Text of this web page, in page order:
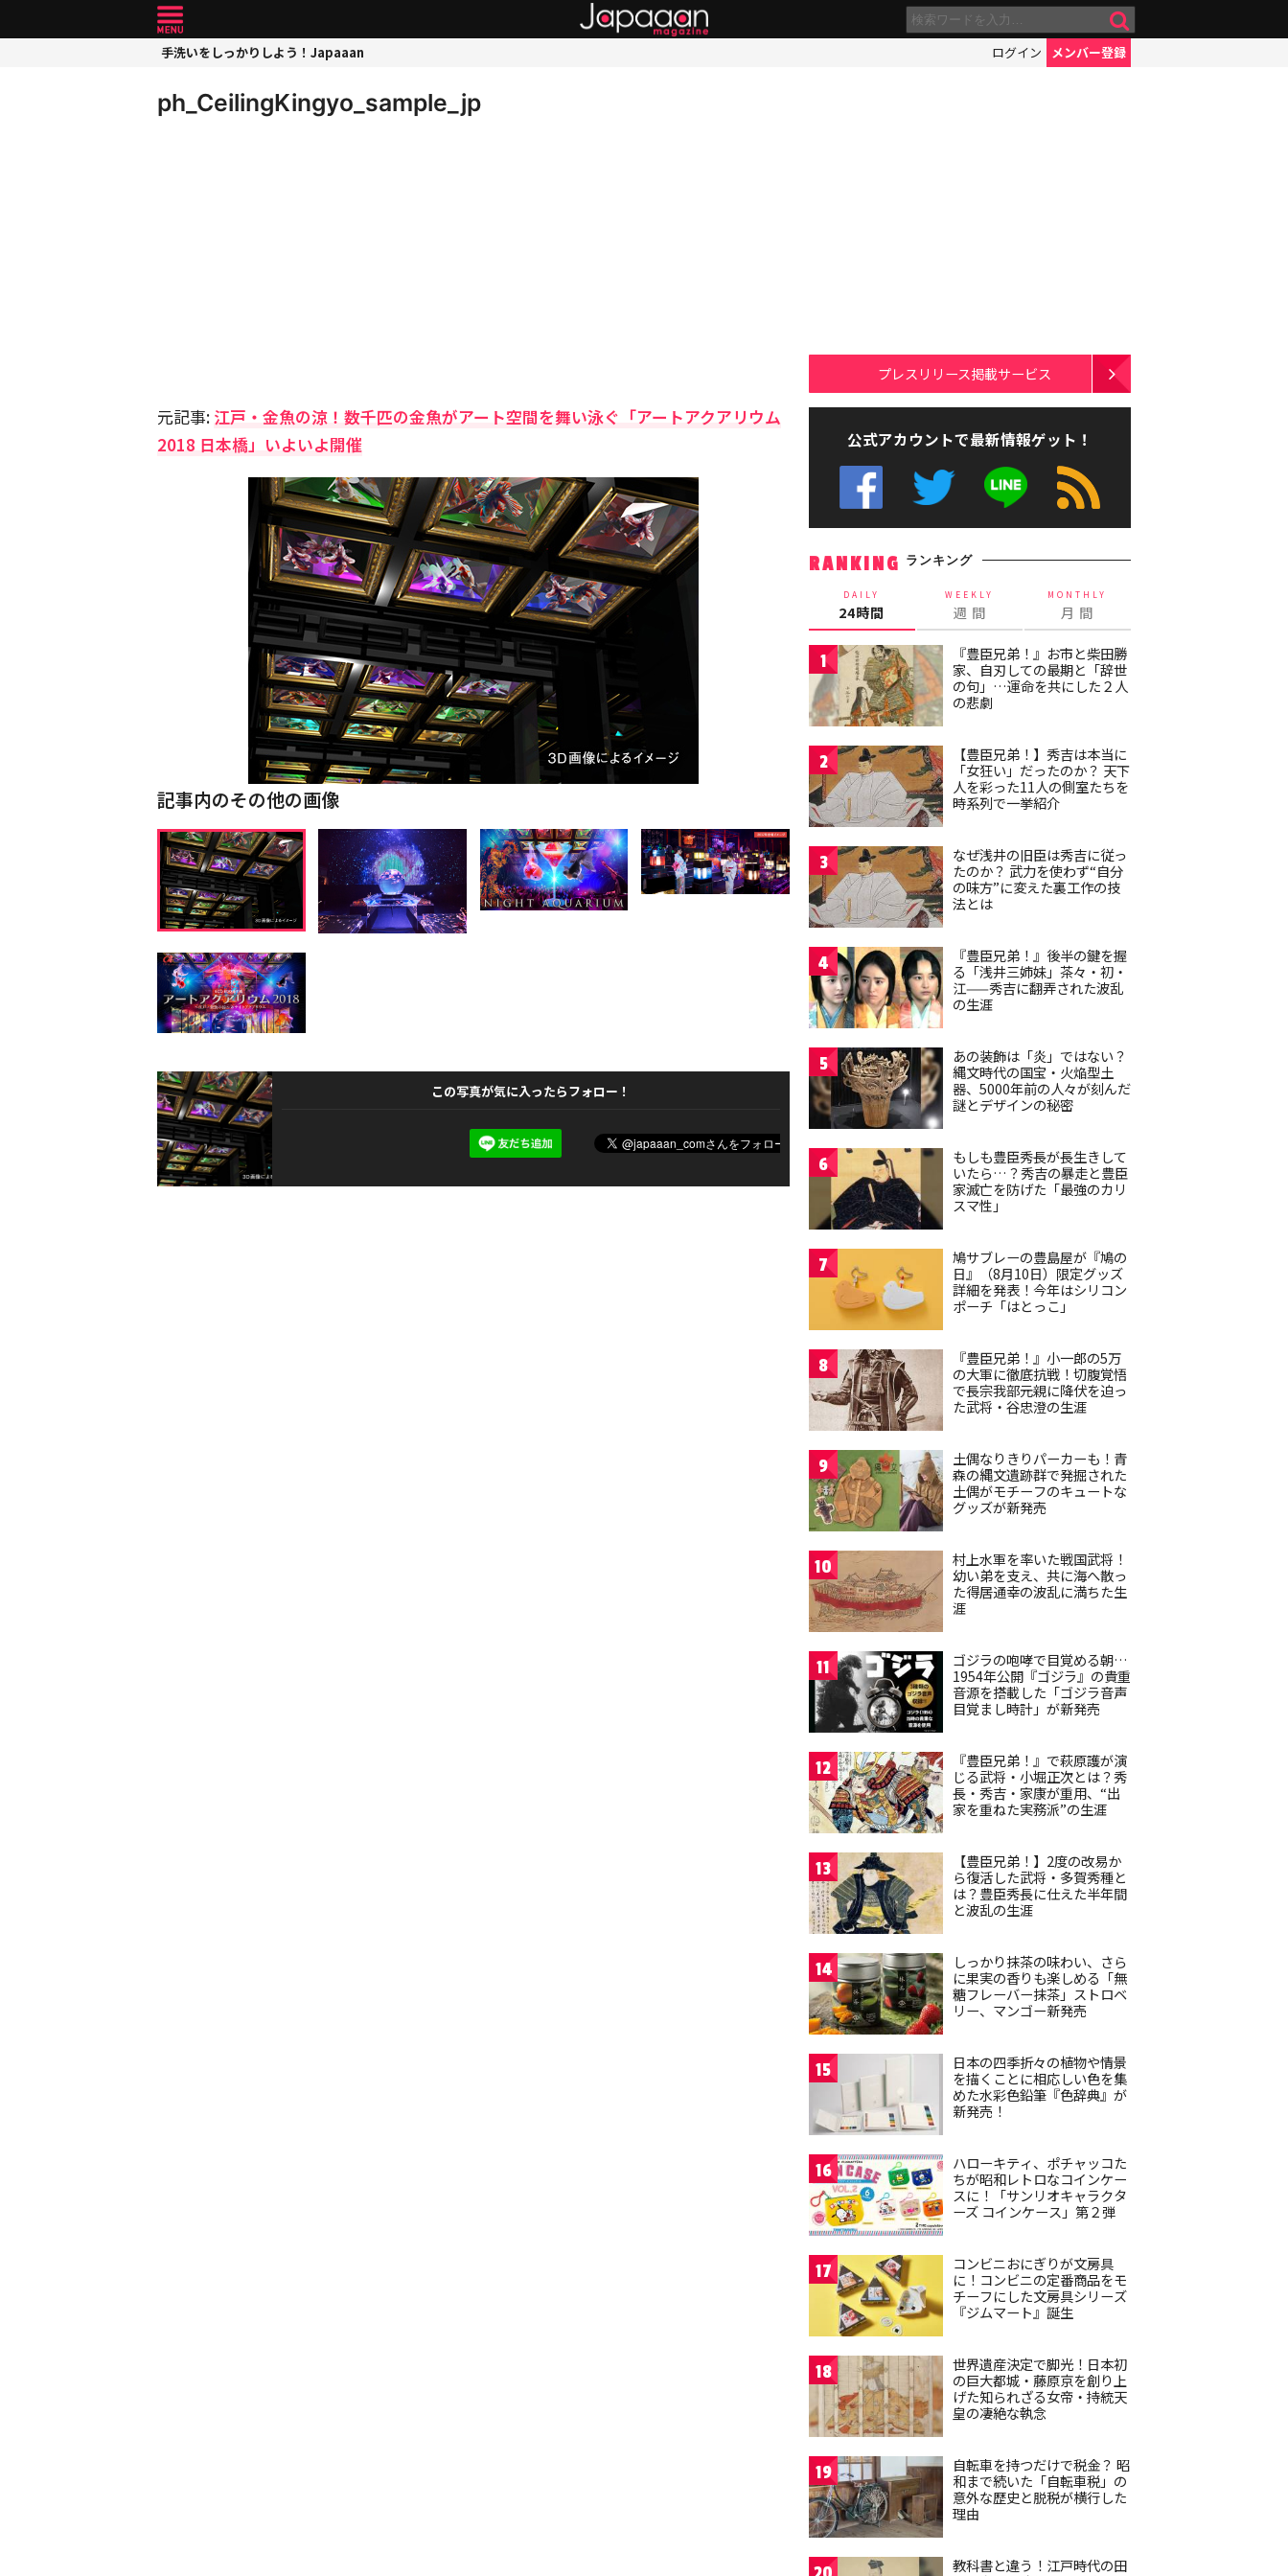
手洗いをしっかりしよう！Japaaan ログイン メンバー登録
ph_CeilingKingyo_sample_jp
元記事: 江戸・金魚の涼！数千匹の金魚がアート空間を舞い泳ぐ「アートアクアリウム
2018 日本橋」いよいよ開催
記事内のその他の画像
この写真が気に入ったらフォロー！
プレスリリース掲載サービス
公式アカウントで最新情報ゲット！
RANKING ランキング
DAILY
24時間
WEEKLY
週 間
MONTHLY
月 間
1
『豊臣兄弟！』お市と柴田勝
家、自刃しての最期と「辞世
の句」…運命を共にした２人
の悲劇
2
【豊臣兄弟！】秀吉は本当に
「女狂い」だったのか？ 天下
人を彩った11人の側室たちを
時系列で一挙紹介
3
なぜ浅井の旧臣は秀吉に従っ
たのか？ 武力を使わず“自分
の味方”に変えた裏工作の技
法とは
4
『豊臣兄弟！』後半の鍵を握
る「浅井三姉妹」茶々・初・
江——秀吉に翻弄された波乱
の生涯
5
あの装飾は「炎」ではない？
縄文時代の国宝・火焔型土
器、5000年前の人々が刻んだ
謎とデザインの秘密
6
もしも豊臣秀長が長生きして
いたら…？秀吉の暴走と豊臣
家滅亡を防げた「最強のカリ
スマ性」
7
鳩サブレーの豊島屋が『鳩の
日』（8月10日）限定グッズ
詳細を発表！今年はシリコン
ポーチ「はとっこ」
8
『豊臣兄弟！』小一郎の5万
の大軍に徹底抗戦！切腹覚悟
で長宗我部元親に降伏を迫っ
た武将・谷忠澄の生涯
9
土偶なりきりパーカーも！青
森の縄文遺跡群で発掘された
土偶がモチーフのキュートな
グッズが新発売
10
村上水軍を率いた戦国武将！
幼い弟を支え、共に海へ散っ
た得居通幸の波乱に満ちた生
涯
11
ゴジラの咆哮で目覚める朝…
1954年公開『ゴジラ』の貴重
音源を搭載した「ゴジラ音声
目覚まし時計」が新発売
12
『豊臣兄弟！』で萩原護が演
じる武将・小堀正次とは？秀
長・秀吉・家康が重用、“出
家を重ねた実務派”の生涯
13
【豊臣兄弟！】2度の改易か
ら復活した武将・多賀秀種と
は？豊臣秀長に仕えた半年間
と波乱の生涯
14
しっかり抹茶の味わい、さら
に果実の香りも楽しめる「無
糖フレーバー抹茶」ストロベ
リー、マンゴー新発売
15
日本の四季折々の植物や情景
を描くことに相応しい色を集
めた水彩色鉛筆『色辞典』が
新発売！
16
ハローキティ、ポチャッコた
ちが昭和レトロなコインケー
スに！「サンリオキャラクタ
ーズ コインケース」第２弾
17
コンビニおにぎりが文房具
に！コンビニの定番商品をモ
チーフにした文房具シリーズ
『ジムマート』誕生
18
世界遺産決定で脚光！日本初
の巨大都城・藤原京を創り上
げた知られざる女帝・持統天
皇の凄絶な執念
19
自転車を持つだけで税金？ 昭
和まで続いた「自転車税」の
意外な歴史と脱税が横行した
理由
教科書と違う！江戸時代の田